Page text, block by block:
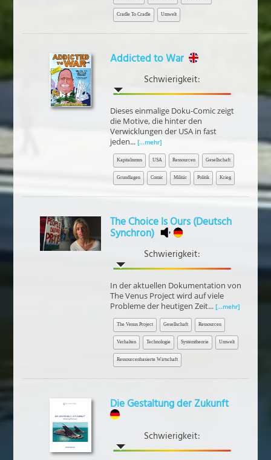
Cradle To Cradle Umwelt
Addicted to War
Schwierigkeit:
Dieses einmalige Doku-Comic zeigt
die Motive, die hinter den
Verwicklungen der USA in fast
jeden... [...mehr]
Kapitalismus USA Ressourcen Gesellschaft
Grundlagen Comic Militär Politik Krieg
The Choice Is Ours (Deutsch
Synchron)
Schwierigkeit:
In der aktuellen Dokumentation von
The Venus Project wird auf viele
Probleme der heutigen Zeit... [...mehr]
The Venus Project Gesellschaft Ressourcen
Verhalten Technologie Systemtheorie Umwelt
Ressourcenbasierte Wirtschaft
Die Gestaltung der Zukunft
Schwierigkeit: